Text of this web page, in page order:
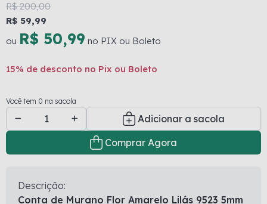
R$ 200,00
R$ 59,99
ou R$ 50,99 no PIX ou Boleto
15% de desconto no Pix ou Boleto
Você tem 0 na sacola
Adicionar a sacola
Comprar Agora
Descrição:
Conta de Murano Flor Amarelo Lilás 9523 5mm